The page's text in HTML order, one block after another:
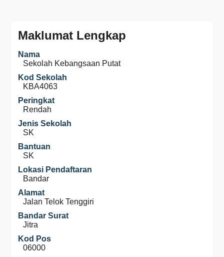
Maklumat Lengkap
Nama
Sekolah Kebangsaan Putat
Kod Sekolah
KBA4063
Peringkat
Rendah
Jenis Sekolah
SK
Bantuan
SK
Lokasi Pendaftaran
Bandar
Alamat
Jalan Telok Tenggiri
Bandar Surat
Jitra
Kod Pos
06000